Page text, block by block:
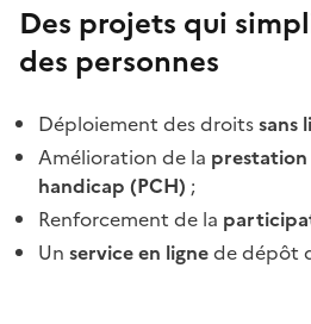
Des projets qui
des personnes
Déploiement des droitssans
Amélioration de la
handicap (PCH) ;
Renforcement de la
Un service en lignede dépôt